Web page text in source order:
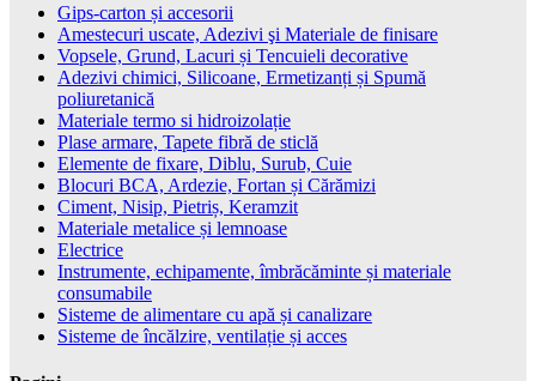
Gips-carton și accesorii
Amestecuri uscate, Adezivi şi Materiale de finisare
Vopsele, Grund, Lacuri și Tencuieli decorative
Adezivi chimici, Silicoane, Ermetizanți și Spumă
poliuretanică
Materiale termo si hidroizolație
Plase armare, Tapete fibră de sticlă
Elemente de fixare, Diblu, Surub, Cuie
Blocuri BCA, Ardezie, Fortan și Cărămizi
Ciment, Nisip, Pietriș, Keramzit
Materiale metalice și lemnoase
Electrice
Instrumente, echipamente, îmbrăcăminte și materiale
consumabile
Sisteme de alimentare cu apă și canalizare
Sisteme de încălzire, ventilație și acces